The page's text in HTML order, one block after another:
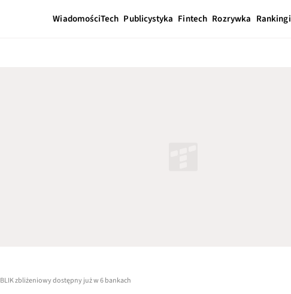
WiadomościTech Publicystyka Fintech Rozrywka Rankingi
BLIK zbliżeniowy dostępny już w 6 bankach